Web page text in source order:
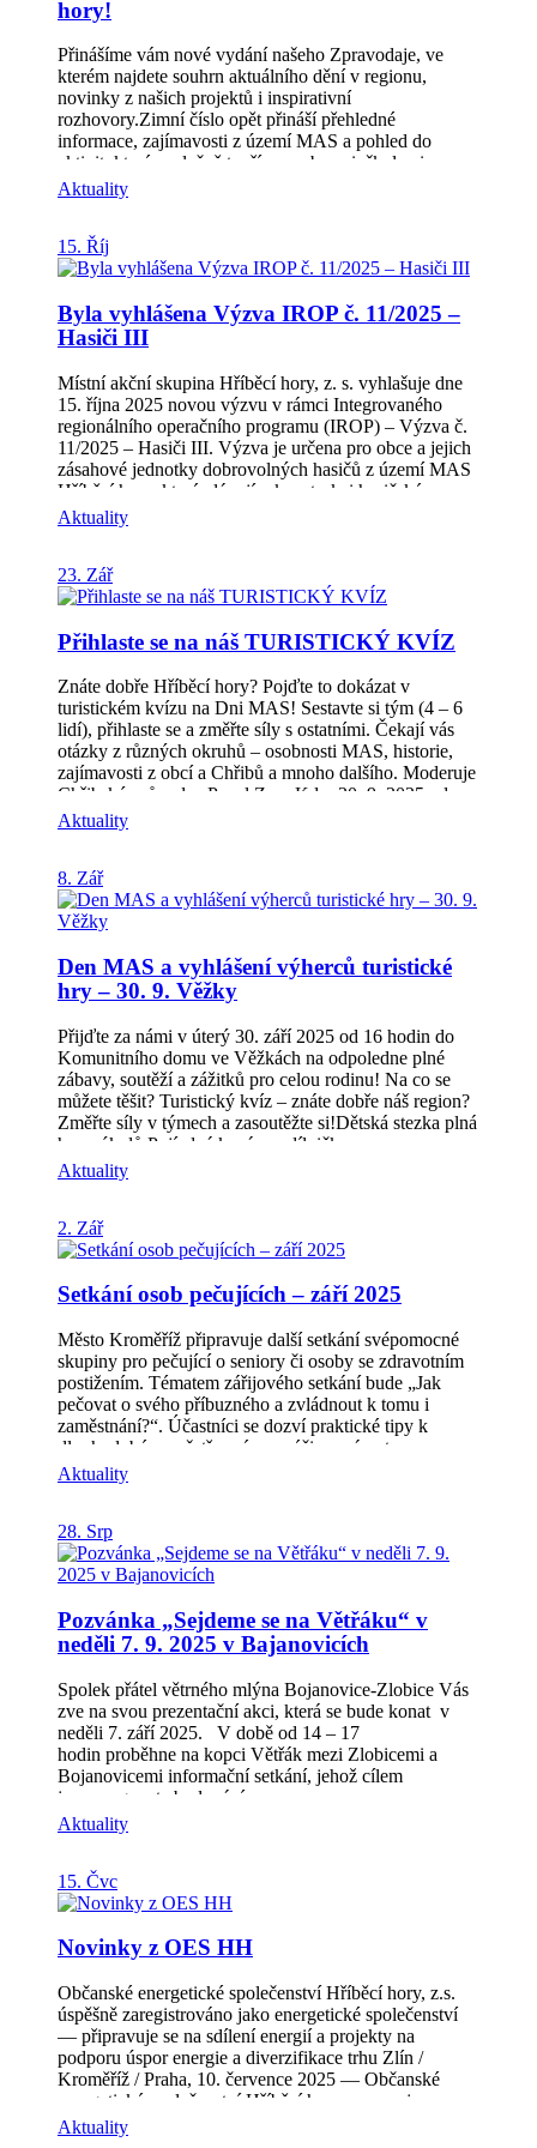
494 244 Přijďte se přesvědčit, že věda nemusí být
hory!
Přinášíme vám nové vydání našeho Zpravodaje, ve
kterém najdete souhrn aktuálního dění v regionu,
novinky z našich projektů i inspirativní
rozhovory.Zimní číslo opět přináší přehledné
informace, zajímavosti z území MAS a pohled do
aktivit, které společně tvoříme s obcemi, školami,
spolky a dalšími partnery. Co v něm najdete? •
Představujeme členy MAS (str. 3–4)• Novinky z MAS
Novinky z MAP IV. ORP Kroměříž (str. 8–9)•
Rozhovor s vedoucí služby Sestřička.cz (str. 9–10)•
11–13)• Informace z regionu (str. 13–14)• Od vás,
čtenářů – příspěvky a ohlasy z území (str. 15–16)
naseho-regionu/zpravodaj-mas/ Prohlédněte si
Zpravodaj a nechejte se inspirovat děním v našem
regionu. Děkujeme všem, kteří se na jeho tvorbě
podílejí, a přejeme příjemné čtení!
Aktuality
15. Říj
Byla vyhlášena Výzva IROP č. 11/2025 –
Hasiči III
Místní akční skupina Hříběcí hory, z. s. vyhlašuje dne
15. října 2025 novou výzvu v rámci Integrovaného
regionálního operačního programu (IROP) – Výzva č.
11/2025 – Hasiči III. Výzva je určena pro obce a jejich
zásahové jednotky dobrovolných hasičů z území MAS
Hříběcí hory, které plánují rekonstrukci hasičské
zbrojnice, případně pořízení nové požární techniky a
věcných prostředků požární ochrany. 📅 Základní
(10:00) do 14. 11. 2025 (12:00)Celková alokace výzvy:
2 645 287 KčPodporované aktivity:Výstavba a
techniky a věcných prostředků požární ochrany 🔹
uskuteční seminář pro žadatele:📅 středa 22. října 2025
v 15:30 hod📍 Přísálí Domu kultury ve Zdounkách
Prosíme o potvrzení účasti na e-mail:
veronika.zborilova@hribecihory.cznebo na tel.: 777
730 583.Na stejném kontaktu je možné domluvit i
individuální konzultaci projektového záměru. 🔹
Důležité odkazy Veškeré dokumenty k výzvě, odkazy
na Specifická a Obecná pravidla IROP a také údaje o
zásahu) potřebné pro věcné hodnocení naleznete na
webu MAS:🔗 Výzva IROP č. 11/2025 – Hasiči III
Před podáním žádosti doporučujeme konzultaci
Zlínského kraje, který vydává souhlasné stanovisko
[…]
Aktuality
23. Zář
Přihlaste se na náš TURISTICKÝ KVÍZ
Znáte dobře Hříběcí hory? Pojďte to dokázat v
turistickém kvízu na Dni MAS! Sestavte si tým (4 – 6
lidí), přihlaste se a změřte síly s ostatními. Čekají vás
otázky z různých okruhů – osobnosti MAS, historie,
zajímavosti z obcí a Chřibů a mnoho dalšího. Moderuje
Chřibský průvodce Pavel Zrna Kdy: 30. 9. 2025 od
16:00 Kde: Komunitní dům Věžky Přihlaste svůj tým
tady: https://forms.gle/WhtGbXNhCjDG22nv9 Počet
Aktuality
8. Zář
Den MAS a vyhlášení výherců turistické
hry – 30. 9. Věžky
Přijďte za námi v úterý 30. září 2025 od 16 hodin do
Komunitního domu ve Věžkách na odpoledne plné
zábavy, soutěží a zážitků pro celou rodinu! Na co se
můžete těšit? Turistický kvíz – znáte dobře náš region?
Změřte síly v týmech a zasoutěžte si!Dětská stezka plná
her a úkolů.Pojízdná kavárna, dílničky a
občerstvení.Od 17:30 nás čeká velké finále – slavnostní
vyhlášení výherců turistické hry Za krásami Hříběcích
září od 16:00 Na jaké ceny v turistické hře „Za krásami
Hříběcích hor“ se můžete těšit? (celým létem sbíraná
turistický stan, let vírníkem, turistický batoh s
skvělých cen od našich sponzorů! Kompletní seznam
cen a sponzorů najdete na našem webu:
https://poznejte.hribecihory.cz/za-krasami-hribecich-
hor/ Více informací o akci najdete také na našich
stránkách v části DEN MAS
https://www.hribecihory.cz/z-naseho-regionu/den-mas/
Těšíme se na vás!
Aktuality
2. Zář
Setkání osob pečujících – září 2025
Město Kroměříž připravuje další setkání svépomocné
skupiny pro pečující o seniory či osoby se zdravotním
postižením. Tématem zářijového setkání bude „Jak
pečovat o svého příbuzného a zvládnout k tomu i
zaměstnání?“. Účastníci se dozví praktické tipy k
dlouhodobému ošetřovnému, péči po návratu z
nemocnice či možnosti, jak nezapomínat na vlastní
zdraví a odpočinek. Setkání se uskuteční ve středu 10.
Kroměřížska. Vstup je volný, není nutná registrace.
Svépomocnou skupinu povede pracovnice Sociálních
služeb města Kroměříže Bc. Radka Křupková.
Kroměříž.
Aktuality
28. Srp
Pozvánka „Sejdeme se na Větřáku“ v
neděli 7. 9. 2025 v Bajanovicích
Spolek přátel větrného mlýna Bojanovice-Zlobice Vás
zve na svou prezentační akci, která se bude konat v
neděli 7. září 2025. V době od 14 – 17
hodin proběhne na kopci Větřák mezi Zlobicemi a
Bojanovicemi informační setkání, jehož cílem
je propagovat zbudování
vyhlídky BOJANKA. Součástí akce bude „odhalení“
informačního panelu a moderování zaměřené na historii
se dozvíta na stránkách: www.bojanka-vyhlidka.cz
Aktuality
15. Čvc
Novinky z OES HH
Občanské energetické společenství Hříběcí hory, z.s.
úspěšně zaregistrováno jako energetické společenství
— připravuje se na sdílení energií a projekty na
podporu úspor energie a diverzifikace trhu Zlín /
Kroměříž / Praha, 10. července 2025 — Občanské
energetické společenství Hříběcí hory oznamuje
úspěšné dokončení registrace jako energetického
společenství podle novely energetického zákona. Tento
Aktuality